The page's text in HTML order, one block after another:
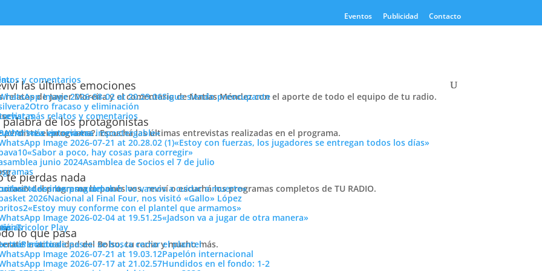
Eventos Publicidad Contacto
y comentarios
las últimas emociones
relatos de Javier Moreira y el comentario de Matías Méndez con el aporte de todo el equipo de tu radio.
Sigue siendo preocupante
Otro fracaso y eliminación
más relatos y comentarios
palabra de los protagonistas
perdiste el programa?. Escuchá las últimas entrevistas realizadas en el programa.
más entrevistas
«La victoria era impostergable»
«Estoy con fuerzas, los jugadores se entregan todos los días»
«Sabor a poco, hay cosas para corregir»
Asamblea de Socios el 7 de julio
te pierdas nada
del programa lo ponés vos, reviví o escuchá los programas completos de TU RADIO.
todos los programas
«Los intereses del club los vamos a cuidar a muerte»
Nacional al Final Four, nos visitó «Gallo» López
«Estoy muy conforme con el plantel que armamos»
«Jadson va a jugar de otra manera»
Play
lo que pasa
la actualidad del Bolso, tu radio y mucho más.
más noticias
Período de pases: se busca cerrar el plantel
Papelón internacional
Hundidos en el fondo: 1-2
DEL FUTBOL URUGUAYO
tres puntos conseguidos anteFENIX nos posibilitaron quedarnos con
fechas del campeonato por jugarse.
Tweets by PasionTricolor1